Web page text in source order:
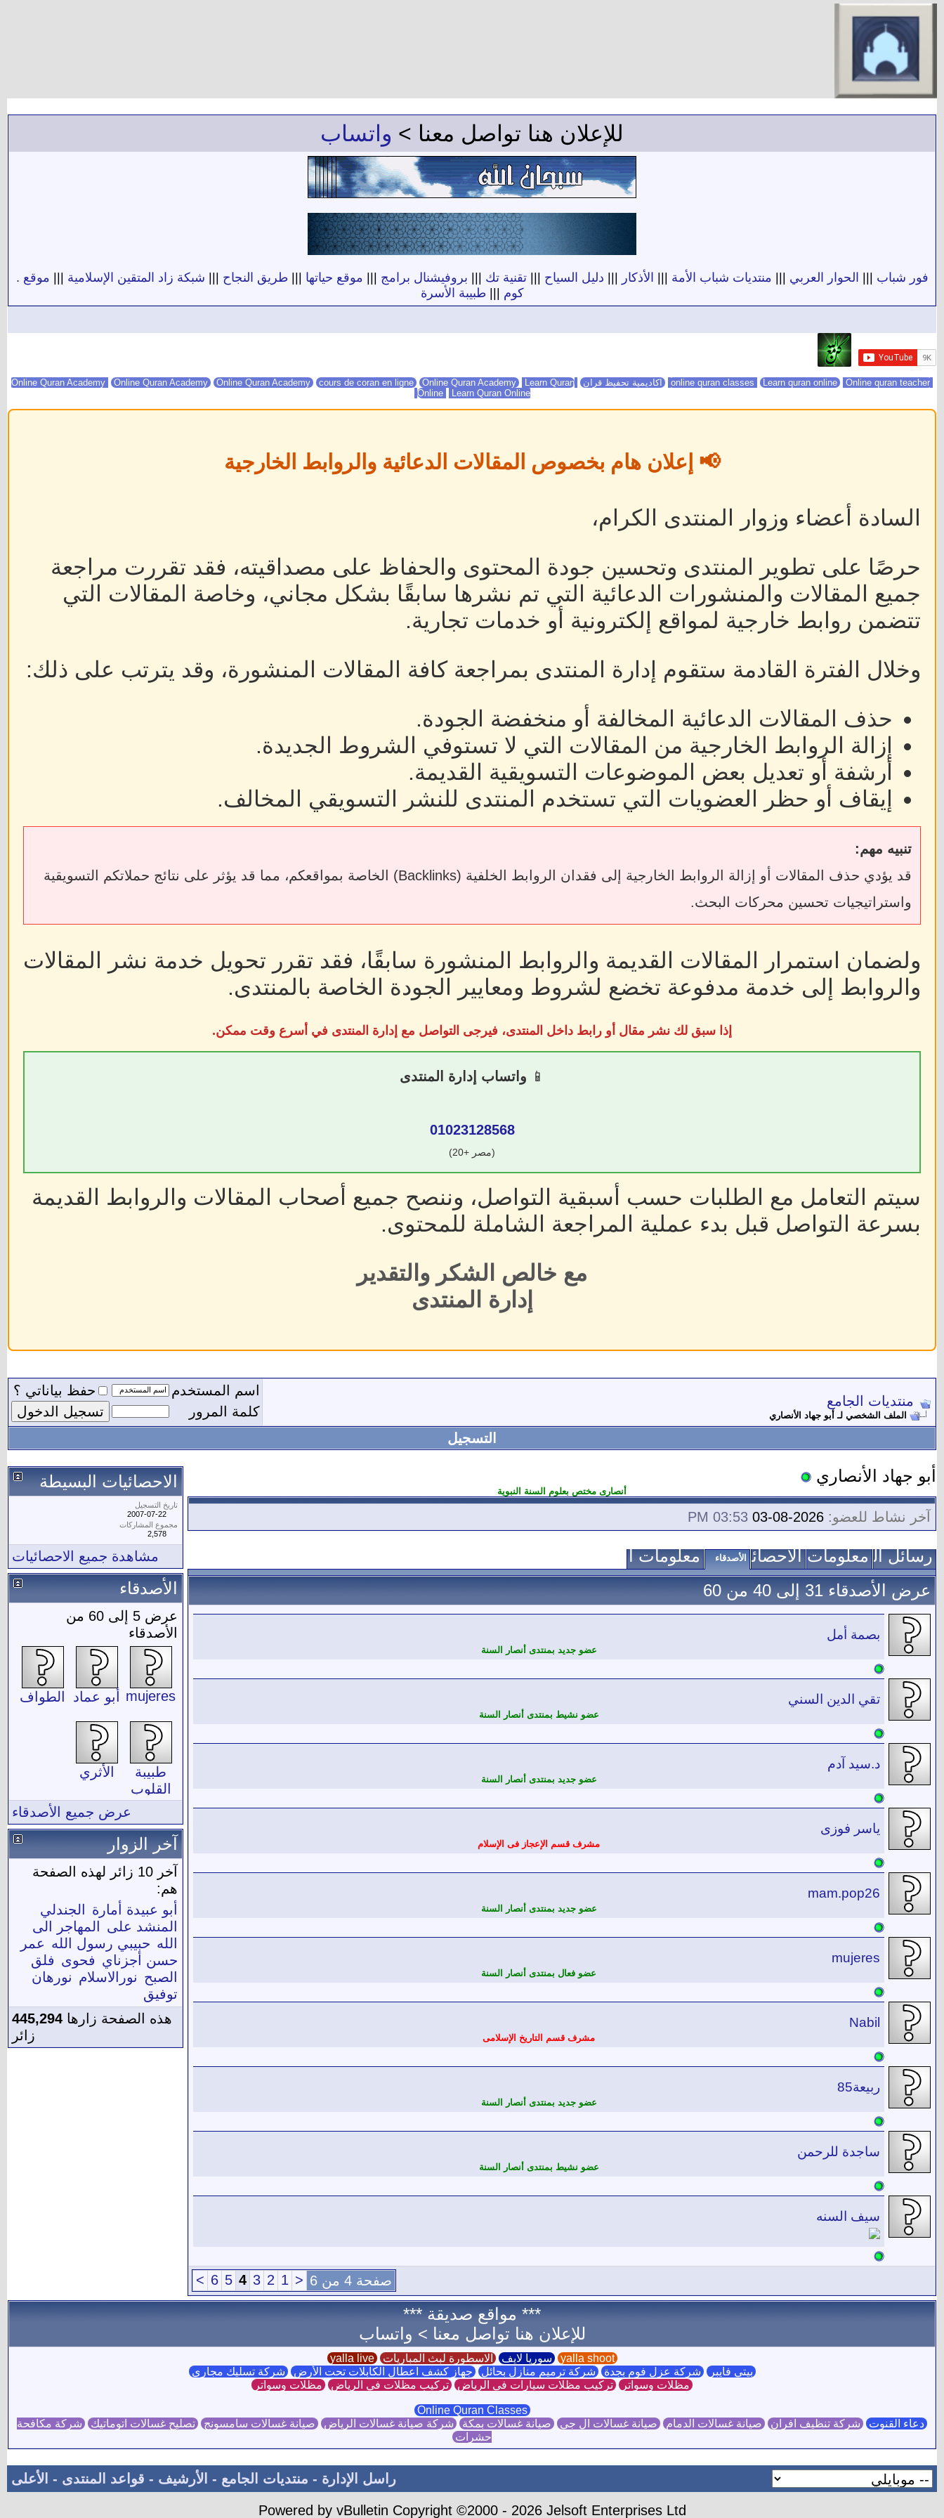
للإعلان هنا تواصل معنا > واتساب
فور شباب الحوار العربي منتديات شباب الأمة الأذكار دليل السياح |||تقنية تك بروفيشنال برامج موقع حياتها طريق النجاح شبكة زاد المتقين الإسلامية
موقع .
كوم
طبيبة الأسرة
Learn quran online Online quran teacher اكاديمية تحفيظ قران Online Quran Academy Online Quran Academy cours de coran en ligne Online Quran Academy
Learn Quran
Online
Learn Quran Online
📢 إعلان هام بخصوص المقالات الدعائية والروابط الخارجية
السادة أعضاء وزوار المنتدى الكرام،
حرصًا على تطوير المنتدى وتحسين جودة المحتوى والحفاظ على مصداقيته، فقد تقررت مراجعة
جميع المقالات والمنشورات الدعائية التي تم نشرها سابقًا بشكل مجاني، وخاصة المقالات التي
تتضمن روابط خارجية لمواقع إلكترونية أو خدمات تجارية.
وخلال الفترة القادمة ستقوم إدارة المنتدى بمراجعة كافة المقالات المنشورة، وقد يترتب على ذلك:
حذف المقالات الدعائية المخالفة أو منخفضة الجودة.
إزالة الروابط الخارجية من المقالات التي لا تستوفي الشروط الجديدة.
أرشفة أو تعديل بعض الموضوعات التسويقية القديمة.
إيقاف أو حظر العضويات التي تستخدم المنتدى للنشر التسويقي المخالف.
تنبيه مهم:
قد يؤدي حذف المقالات أو إزالة الروابط الخارجية إلى فقدان الروابط الخلفية (Backlinks) الخاصة بمواقعكم، مما قد يؤثر على نتائج حملاتكم التسويقية
واستراتيجيات تحسين محركات البحث.
ولضمان استمرار المقالات القديمة والروابط المنشورة سابقًا، فقد تقرر تحويل خدمة نشر المقالات
والروابط إلى خدمة مدفوعة تخضع لشروط ومعايير الجودة الخاصة بالمنتدى.
إذا سبق لك نشر مقال أو رابط داخل المنتدى، فيرجى التواصل مع إدارة المنتدى في أسرع وقت ممكن.
📱 واتساب إدارة المنتدى
01023128568
(مصر +20)
سيتم التعامل مع الطلبات حسب أسبقية التواصل، وننصح جميع أصحاب المقالات والروابط القديمة
بسرعة التواصل قبل بدء عملية المراجعة الشاملة للمحتوى.
مع خالص الشكر والتقدير
إدارة المنتدى
منتديات الجامع
الملف الشخصي لـ أبو جهاد الأنصاري
اسم المستخدم
حفظ بياناتي ؟
كلمة المرور
التسجيل
أبو جهاد الأنصاري
أنصارى مختص بعلوم السنة النبوية
آخر نشاط للعضو: 03:53 PM
رسائل الزوارمعلومات عنيالاحصائيات
الأصدقاء
معلومات الاتصال
عرض الأصدقاء 31 إلى 40 من 60
بصمة أمل
عضو جديد بمنتدى أنصار السنة
تقي الدين السني
عضو نشيط بمنتدى أنصار السنة
د.سيد آدم
عضو جديد بمنتدى أنصار السنة
ياسر فوزى
مشرف قسم الإعجاز فى الإسلام
mam.pop26
عضو جديد بمنتدى أنصار السنة
mujeres
عضو فعال بمنتدى أنصار السنة
Nabil
مشرف قسم التاريخ الإسلامى
ربيعة85
عضو جديد بمنتدى أنصار السنة
ساجدة للرحمن
عضو نشيط بمنتدى أنصار السنة
سيف السنه
صفحة 4 من 6 <
1
2
3
4
5
6
>
الاحصائيات البسيطة
تاريخ التسجيل
2007-07-22
مجموع المشاركات
2,578
مشاهدة جميع الاحصائيات
الأصدقاء
عرض 5 إلى 60 من
الأصدقاء
mujeres أبو عماد الطواف
طبيبة
القلوب
الأثري
عرض جميع الأصدقاء
آخر الزوار
آخر 10 زائر لهذه الصفحة
هم:
أبو عبيدة أمارة
الجندلي
المنشد على
المهاجر الى
الله حبيبي رسول الله عمر
حسن أجزناي فحوى فلق
الصبح نورالاسلام نورهان
توفيق
هذه الصفحة زارها 445,294
زائر
*** مواقع صديقة ***
للإعلان هنا تواصل معنا > واتساب
yalla shoot سوريا لايف الاسطورة لبث المباريات yalla live
بيتي فايبر شركة عزل فوم بجدة شركة ترميم منازل بحائل جهاز كشف اعطال الكابلات تحت الأرض شركة تسليك مجاري
مظلات وسواتر تركيب مظلات سيارات في الرياض تركيب مظلات في الرياض مظلات وسواتر
Online Quran Classes
دعاء القنوت شركة تنظيف افران صيانة غسالات الدمام صيانة غسالات ال جي صيانة غسالات بمكة شركة صيانة غسالات الرياض صيانة غسالات سامسونج تصليح غسالات اتوماتيك شركة مكافحة
حشرات
راسل الإدارة - منتديات الجامع - الأرشيف - قواعد المنتدى - الأعلى
Powered by vBulletin Copyright ©2000 - 2026 Jelsoft Enterprises Ltd